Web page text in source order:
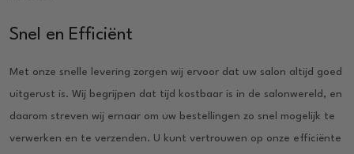
Snel en Efficiënt
Met onze snelle levering zorgen wij ervoor dat uw salon altijd goed
uitgerust is. Wij begrijpen dat tijd kostbaar is in de salonwereld, en
daarom streven wij ernaar om uw bestellingen zo snel mogelijk te
verwerken en te verzenden. U kunt vertrouwen op onze efficiënte